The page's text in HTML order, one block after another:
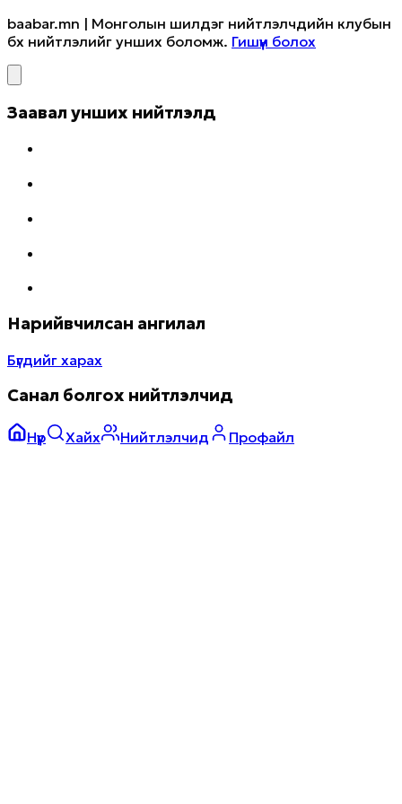
baabar.mn | Монголын шилдэг нийтлэлчдийн клубын
бүх нийтлэлийг унших боломж. Гишүүн болох
Заавал унших нийтлэлүүд
Нарийвчилсан ангилал
Бүгдийг харах
Санал болгох нийтлэлчид
Нүүр Хайх Нийтлэлчид Профайл